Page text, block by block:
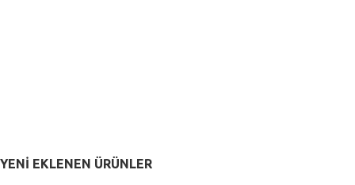
YENI EKLENEN ÜRÜNLER